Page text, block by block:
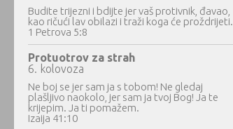
Budite trijezni i bdijte jer vaš protivnik, đavao,
kao ričući lav obilazi i traži koga će proždrijeti.
1 Petrova 5:8
Protuotrov za strah
6. kolovoza
Ne boj se jer sam ja s tobom! Ne gledaj
plašljivo naokolo, jer sam ja tvoj Bog! Ja te
krijepim. Ja ti pomažem.
Izaija 41:10